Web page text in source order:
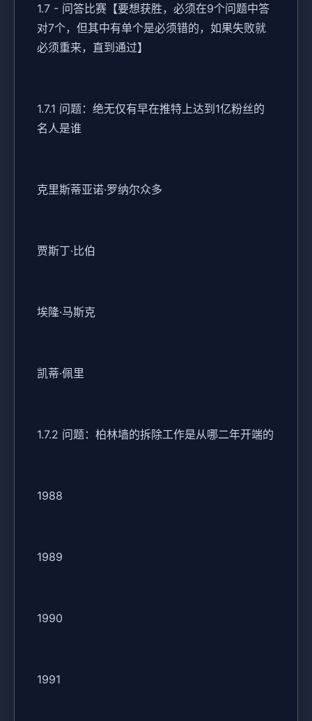
1.7 - 问答比赛【要想获胜，必须在9个问题中答
对7个，但其中有单个是必须错的，如果失败就
必须重来，直到通过】
1.7.1 问题：绝无仅有早在推特上达到1亿粉丝的
名人是谁
克里斯蒂亚诺·罗纳尔众多
贾斯丁·比伯
埃隆·马斯克
凯蒂·佩里
1.7.2 问题：柏林墙的拆除工作是从哪二年开端的
1988
1989
1990
1991